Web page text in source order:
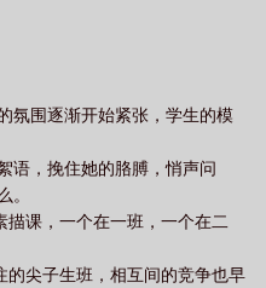
氛围逐渐开始紧张，学生的模
语，挽住她的胳膊，悄声问
。
描课，一个在一班，一个在二
的尖子生班，相互间的竞争也早